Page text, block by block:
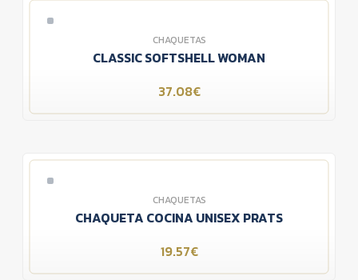
CHAQUETAS
CLASSIC SOFTSHELL WOMAN
37.08€
CHAQUETAS
CHAQUETA COCINA UNISEX PRATS
19.57€